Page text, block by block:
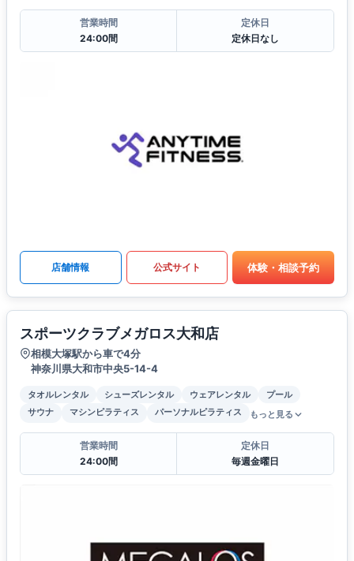
営業時間
24:00間
定休日
定休日なし
店舗情報 公式サイト 体験・相談予約
スポーツクラブメガロス大和店
相模大塚駅から車で4分
神奈川県大和市中央5-14-4
タオルレンタル シューズレンタル ウェアレンタル
プール
サウナ
マシンピラティス パーソナルピラティス もっと見る
営業時間
24:00間
定休日
毎週金曜日